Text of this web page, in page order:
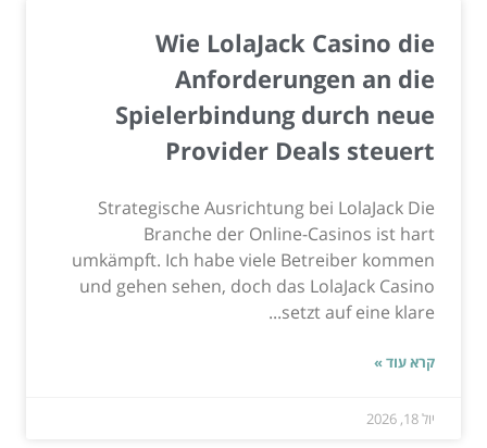
Wie LolaJack Casino die
Anforderungen an die
Spielerbindung durch neue
Provider Deals steuert
Strategische Ausrichtung bei LolaJack Die
Branche der Online-Casinos ist hart
umkämpft. Ich habe viele Betreiber kommen
und gehen sehen, doch das LolaJack Casino
setzt auf eine klare...
קרא עוד »
יול 18, 2026